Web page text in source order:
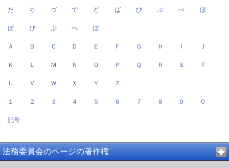
だ ぢ づ で ど ば び ぶ べ ぼ
ぱ ぴ ぷ ぺ ぽ
Ａ Ｂ Ｃ Ｄ Ｅ Ｆ Ｇ Ｈ Ｉ Ｊ
Ｋ Ｌ Ｍ Ｎ Ｏ Ｐ Ｑ Ｒ Ｓ Ｔ
Ｕ Ｖ Ｗ Ｘ Ｙ Ｚ
１ ２ ３ ４ ５ ６ ７ ８ ９ ０
記号
法務委員会のページの著作権